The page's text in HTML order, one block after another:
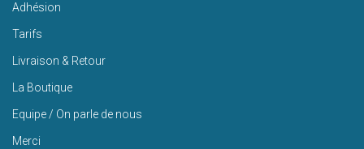
Adhésion
Tarifs
Livraison & Retour
La Boutique
Equipe / On parle de nous
Merci